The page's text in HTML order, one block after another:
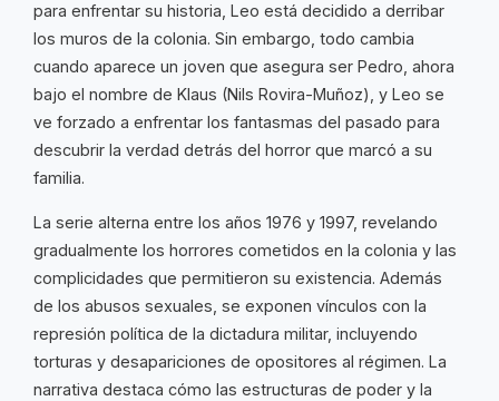
para enfrentar su historia, Leo está decidido a derribar
los muros de la colonia. Sin embargo, todo cambia
cuando aparece un joven que asegura ser Pedro, ahora
bajo el nombre de Klaus (Nils Rovira-Muñoz), y Leo se
ve forzado a enfrentar los fantasmas del pasado para
descubrir la verdad detrás del horror que marcó a su
familia.
La serie alterna entre los años 1976 y 1997, revelando
gradualmente los horrores cometidos en la colonia y las
complicidades que permitieron su existencia. Además
de los abusos sexuales, se exponen vínculos con la
represión política de la dictadura militar, incluyendo
torturas y desapariciones de opositores al régimen. La
narrativa destaca cómo las estructuras de poder y la